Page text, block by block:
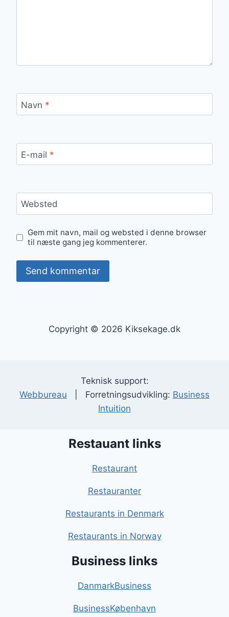
Navn *
E-mail *
Websted
Gem mit navn, mail og websted i denne browser
til næste gang jeg kommenterer.
Copyright © 2026 Kiksekage.dk
Teknisk support:
Webbureau | Forretningsudvikling: Business
Intuition
Restauant links
Restaurant
Restauranter
Restaurants in Denmark
Restaurants in Norway
Business links
DanmarkBusiness
BusinessKøbenhavn